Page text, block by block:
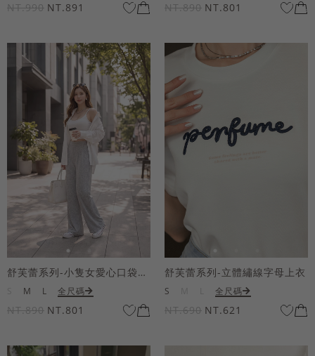
NT.990 NT.891 NT.890 NT.801
舒芙蕾系列-小隻女愛心口袋寬褲
M L 全尺碼
NT.890 NT.801
舒芙蕾系列-立體繡線字母上衣
S 全尺碼
NT.690 NT.621